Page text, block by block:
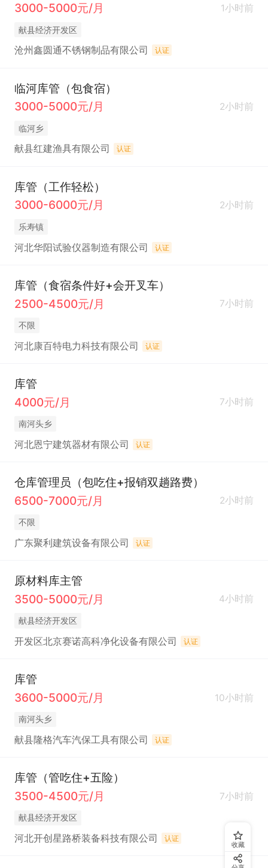
3000-5000元/月
1小时前
献县经济开发区
沧州鑫圆通不锈钢制品有限公司 认证
临河库管（包食宿）
3000-5000元/月
2小时前
临河乡
献县红建渔具有限公司 认证
库管（工作轻松）
3000-6000元/月
2小时前
乐寿镇
河北华阳试验仪器制造有限公司 认证
库管（食宿条件好+会开叉车）
2500-4500元/月
7小时前
不限
河北康百特电力科技有限公司 认证
库管
4000元/月
7小时前
南河头乡
河北恩宁建筑器材有限公司 认证
仓库管理员（包吃住+报销双趟路费）
6500-7000元/月
2小时前
不限
广东聚利建筑设备有限公司 认证
原材料库主管
3500-5000元/月
4小时前
献县经济开发区
开发区北京赛诺高科净化设备有限公司 认证
库管
3600-5000元/月
10小时前
南河头乡
献县隆格汽车汽保工具有限公司 认证
库管（管吃住+五险）
3500-4500元/月
7小时前
献县经济开发区
河北开创星路桥装备科技有限公司 认证
收藏